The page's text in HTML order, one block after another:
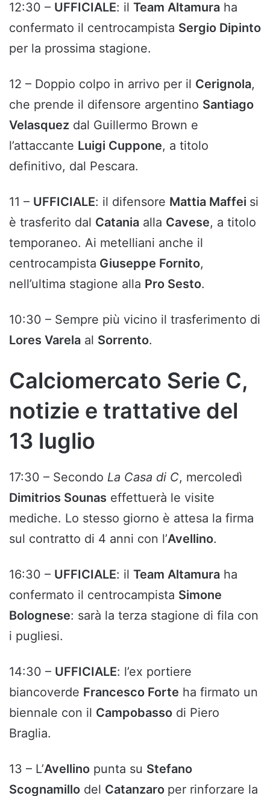
12:30 – UFFICIALE: il Team Altamura ha
confermato il centrocampista Sergio Dipinto
per la prossima stagione.
12 – Doppio colpo in arrivo per il Cerignola,
che prende il difensore argentino Santiago
Velasquez dal Guillermo Brown e
l’attaccante Luigi Cuppone, a titolo
definitivo, dal Pescara.
11 – UFFICIALE: il difensore Mattia Maffei si
è trasferito dal Catania alla Cavese, a titolo
temporaneo. Ai metelliani anche il
centrocampista Giuseppe Fornito,
nell’ultima stagione alla Pro Sesto.
10:30 – Sempre più vicino il trasferimento di
Lores Varela al Sorrento.
Calciomercato Serie C,
notizie e trattative del
13 luglio
17:30 – Secondo La Casa di C, mercoledì
Dimitrios Sounas effettuerà le visite
mediche. Lo stesso giorno è attesa la firma
sul contratto di 4 anni con l’Avellino.
16:30 – UFFICIALE: il Team Altamura ha
confermato il centrocampista Simone
Bolognese: sarà la terza stagione di fila con
i pugliesi.
14:30 – UFFICIALE: l’ex portiere
biancoverde Francesco Forte ha firmato un
biennale con il Campobasso di Piero
Braglia.
13 – L’Avellino punta su Stefano
Scognamillo del Catanzaro per rinforzare la